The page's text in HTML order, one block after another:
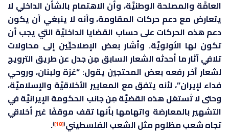
العامَّة والمصلحة الوطنيَّة، وأن الاهتمام بالشأن الداخلي لا
يتعارض مع دعم حركات المقاومة، وأنه لا ينبغي أن يكون
دعم هذه الحركات على حساب القضايا الداخليَّة التي يجب أن
تكون لها الأولويَّة. وأشار بعض الإصلاحيِّين إلى محاولات
تلافي آثار ما أحدثه الشعار السابق مِن جدل عن طريق الترويج
لشعار آخر رفعه بعض المحتجين يقول: “غزة ولبنان، وروحي
فداء لإيران”، لأنه يتفق مع المعايير الأخلاقيَّة والإسلاميَّة،
وحتى لا تُستغل هذه القضيَّة مِن جانب الحكومة الإيرانيَّة في
التشهير بالمعارضة واتهامها بأنها تقف موقفًا غير أخلاقي
تجاه شعب مظلوم مثل الشعب الفلسطيني(
[18]
)
.